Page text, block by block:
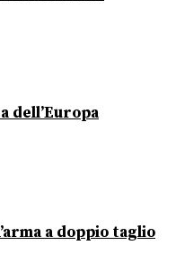
dell’Europa
a doppio taglio